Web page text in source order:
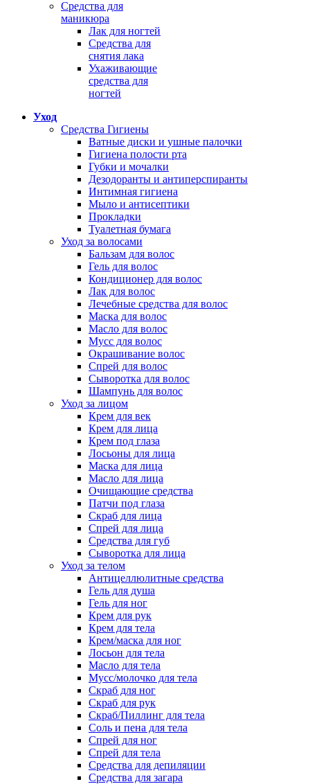
Средства для
маникюра
Лак для ногтей
Средства для
снятия лака
Ухаживающие
средства для
ногтей
Уход
Средства Гигиены
Ватные диски и ушные палочки
Гигиена полости рта
Губки и мочалки
Дезодоранты и антиперспиранты
Интимная гигиена
Мыло и антисептики
Прокладки
Туалетная бумага
Уход за волосами
Бальзам для волос
Гель для волос
Кондиционер для волос
Лак для волос
Лечебные средства для волос
Маска для волос
Масло для волос
Мусс для волос
Окрашивание волос
Спрей для волос
Сыворотка для волос
Шампунь для волос
Уход за лицом
Крем для век
Крем для лица
Крем под глаза
Лосьоны для лица
Маска для лица
Масло для лица
Очищающие средства
Патчи под глаза
Скраб для лица
Спрей для лица
Средства для губ
Сыворотка для лица
Уход за телом
Антицеллюлитные средства
Гель для душа
Гель для ног
Крем для рук
Крем для тела
Крем/маска для ног
Лосьон для тела
Масло для тела
Мусс/молочко для тела
Скраб для ног
Скраб для рук
Скраб/Пиллинг для тела
Соль и пена для тела
Спрей для ног
Спрей для тела
Средства для депиляции
Средства для загара